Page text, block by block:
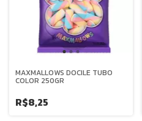
MAXMALLOWS DOCILE TUBO
COLOR 250GR
R$8,25